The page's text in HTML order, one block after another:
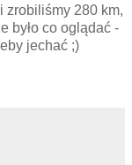
zrobiliśmy 280 km,
było co oglądać -
jechać ;)